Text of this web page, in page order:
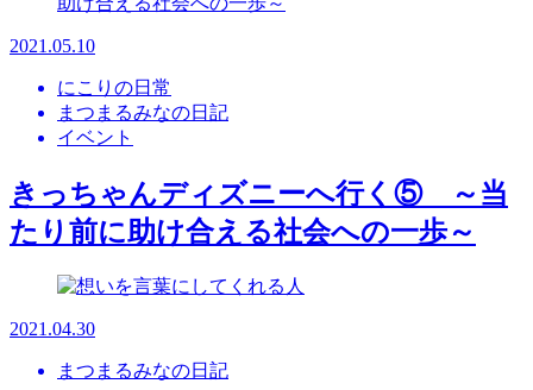
2021.05.10
にこりの日常
まつまるみなの日記
イベント
きっちゃんディズニーへ行く⑤ ～当
たり前に助け合える社会への一歩～
2021.04.30
まつまるみなの日記